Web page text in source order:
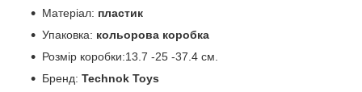
Матеріал: пластик
Упаковка: кольорова коробка
Розмір коробки:13.7 -25 -37.4 см.
Бренд: Technok Toys